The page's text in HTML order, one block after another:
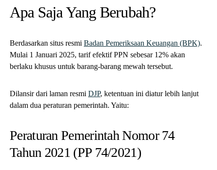
Apa Saja Yang Berubah?
Berdasarkan situs resmi Badan Pemeriksaan Keuangan (BPK).
Mulai 1 Januari 2025, tarif efektif PPN sebesar 12% akan
berlaku khusus untuk barang-barang mewah tersebut.
Dilansir dari laman resmi DJP, ketentuan ini diatur lebih lanjut
dalam dua peraturan pemerintah. Yaitu:
Peraturan Pemerintah Nomor 74
Tahun 2021 (PP 74/2021)